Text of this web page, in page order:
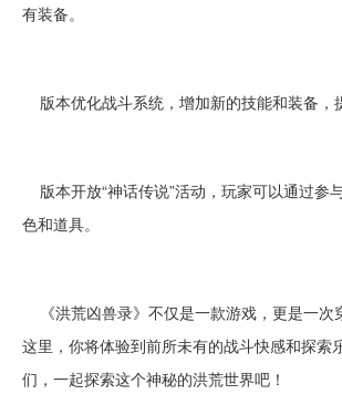
有装备。
版本优化战斗系统，增加新的技能和装备，
版本开放“神话传说”活动，玩家可以通过参
色和道具。
《洪荒凶兽录》不仅是一款游戏，更是一次
这里，你将体验到前所未有的战斗快感和探索
们，一起探索这个神秘的洪荒世界吧！